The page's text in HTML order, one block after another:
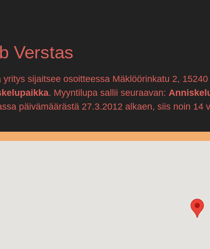
Verstas
yritys sijaitsee osoitteessa Mäklöörinkatu 2, 15240
. Myyntilupa sallii seuraavan:
päivämäärästä 27.3.2012 alkaen, siis noin 14